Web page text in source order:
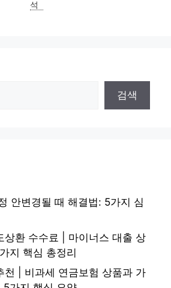
석
검색
안변경될 때 해결법: 5가지 심
상환 수수료 | 마이너스 대출 상
지 핵심 총정리
천 | 비과세 연금보험 상품과 가